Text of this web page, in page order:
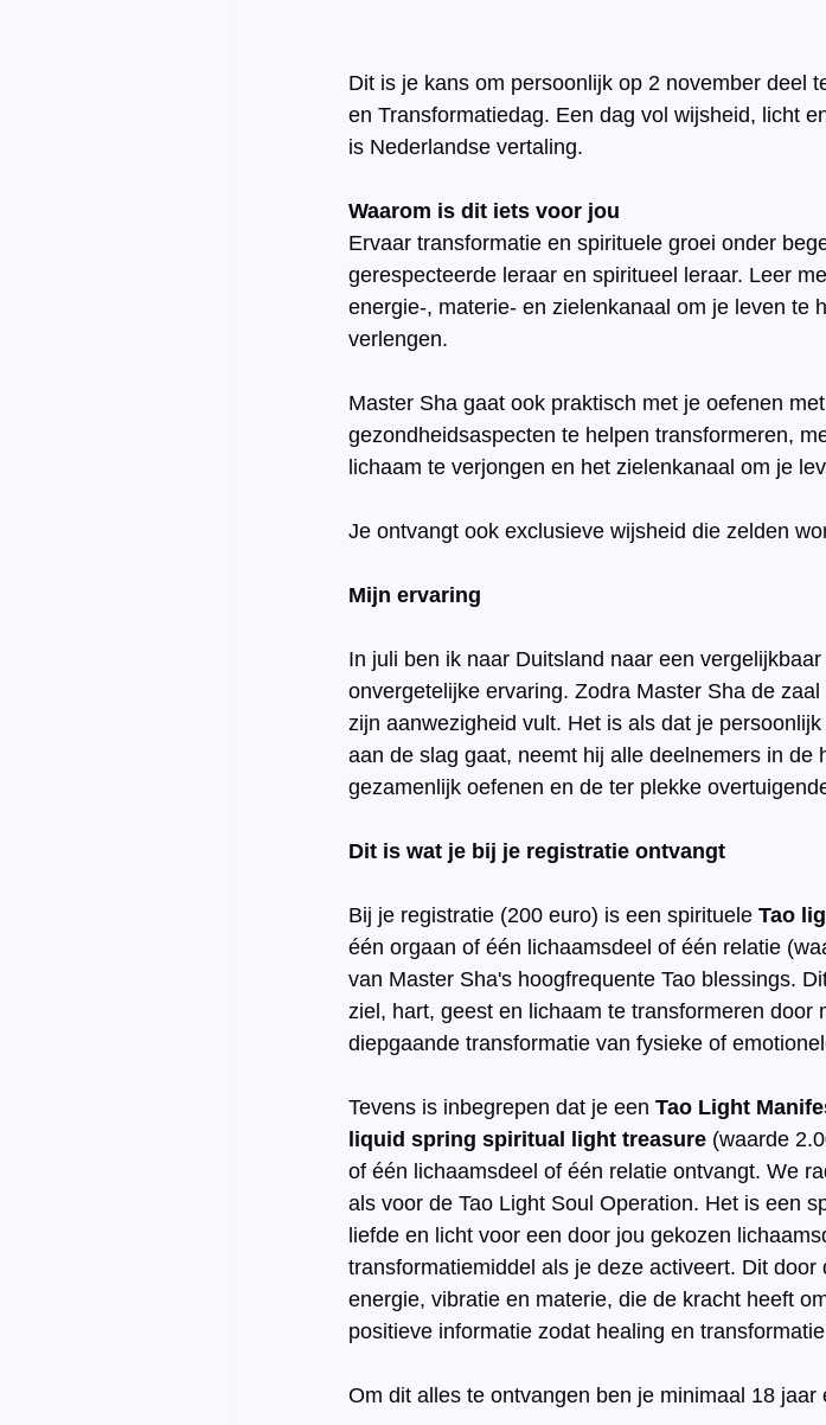
Dit is je kans om persoonlijk op 2 november deel
en Transformatiedag. Een dag vol wijsheid, licht
is Nederlandse vertaling.
Waarom is dit iets voor jou
Ervaar transformatie en spirituele groei onder
gerespecteerde leraar en spiritueel leraar. Leer
energie-, materie- en zielenkanaal om je leven te
verlengen.
Master Sha gaat ook praktisch met je oefenen
gezondheidsaspecten te helpen transformeren,
lichaam te verjongen en het zielenkanaal om je
Je ontvangt ook exclusieve wijsheid die zelden
Mijn ervaring
In juli ben ik naar Duitsland naar een
onvergetelijke ervaring. Zodra Master Sha de
zijn aanwezigheid vult. Het is als dat je
aan de slag gaat, neemt hij alle deelnemers in de
gezamenlijk oefenen en de ter plekke
Dit is wat je bij je registratie ontvangt
Bij je registratie (200 euro) is een spirituele Tao
één orgaan of één lichaamsdeel of één relatie
van Master Sha's hoogfrequente Tao blessings.
ziel, hart, geest en lichaam te transformeren
diepgaande transformatie van fysieke of
Tevens is inbegrepen dat je een Tao Light
liquid spring spiritual light treasure (waarde
of één lichaamsdeel of één relatie ontvangt. We
als voor de Tao Light Soul Operation. Het is een
liefde en licht voor een door jou gekozen
transformatiemiddel als je deze activeert. Dit
energie, vibratie en materie, die de kracht heeft
positieve informatie zodat healing en
Om dit alles te ontvangen ben je minimaal 18